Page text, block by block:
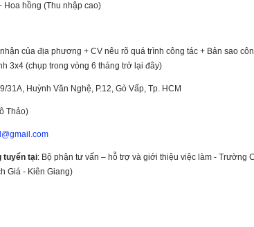
Hoa hồng (Thu nhập cao)
của địa phương + CV nêu rõ quá trình công tác + Bản sao
3x4 (chụp trong vòng 6 tháng trở lại đây)
31A, Huỳnh Văn Nghệ, P.12, Gò Vấp, Tp. HCM
Thảo)
tuyển tại: Bộ phận tư vấn – hỗ trợ và giới thiệu việc làm - Trường
Giá - Kiên Giang)